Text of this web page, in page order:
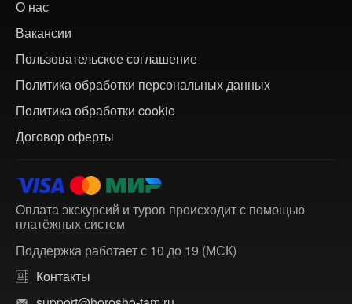
О нас
Вакансии
Пользовательское соглашение
Политика обработки персональных данных
Политика обработки cookie
Договор оферты
Оплата экскурсий и туров происходит с помощью
платёжных систем
Поддержка работает с 10 до 19 (МСК)
Контакты